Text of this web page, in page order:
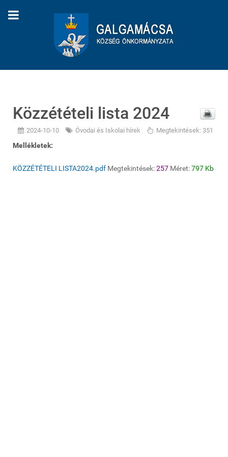
Közzétételi lista 2024
2024-10-10 Óvodai és Iskolai hírek Megtekintések: 351
Mellékletek:
KÖZZÉTÉTELI LISTA2024.pdf Megtekintések:257 Méret:797 Kb